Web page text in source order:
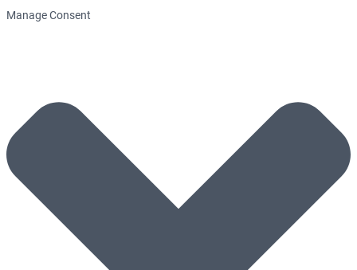
Manage Consent